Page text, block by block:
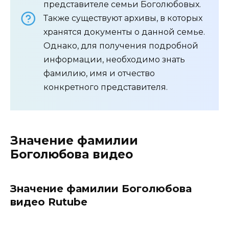
представителе семьи Боголюбовых.
Также существуют архивы, в которых
хранятся документы о данной семье.
Однако, для получения подробной
информации, необходимо знать
фамилию, имя и отчество
конкретного представителя.
Значение фамилии
Боголюбова видео
Значение фамилии Боголюбова
видео Rutube